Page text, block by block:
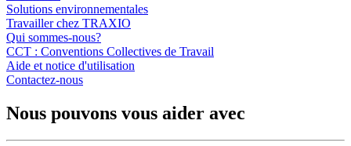
Solutions environnementales
Travailler chez TRAXIO
Qui sommes-nous?
CCT : Conventions Collectives de Travail
Aide et notice d'utilisation
Contactez-nous
Nous pouvons vous aider avec